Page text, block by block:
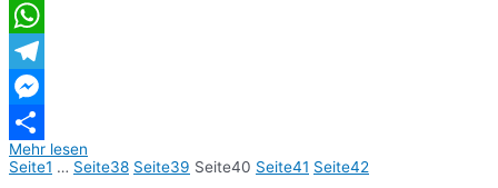
Twitter
WhatsApp
Telegram
Messenger
Teilen
Mehr lesen
Seite1 … Seite38 Seite39 Seite40 Seite41 Seite42